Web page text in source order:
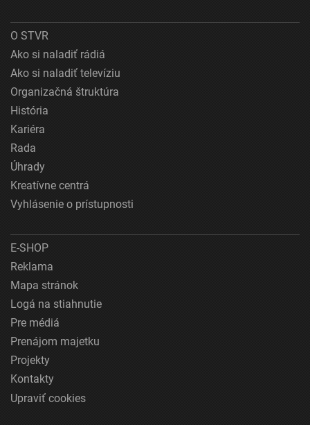
O STVR
Ako si naladiť rádiá
Ako si naladiť televíziu
Organizačná štruktúra
História
Kariéra
Rada
Úhrady
Kreatívne centrá
Vyhlásenie o prístupnosti
E-SHOP
Reklama
Mapa stránok
Logá na stiahnutie
Pre médiá
Prenájom majetku
Projekty
Kontakty
Upraviť cookies